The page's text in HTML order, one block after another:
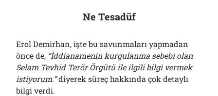
Ne Tesadüf
Erol Demirhan, işte bu savunmaları yapmadan
önce de, “İddianamenin kurgulanma sebebi olan
Selam Tevhid Terör Örgütü ile ilgili bilgi vermek
istiyorum.”diyerek süreç hakkında çok detaylı
bilgi verdi.